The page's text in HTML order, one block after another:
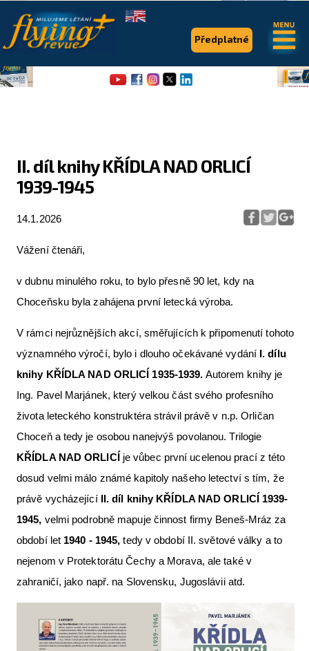
II. díl knihy KŘÍDLA NAD ORLICÍ
1939-1945
14.1.2026
Vážení čtenáři,
v dubnu minulého roku, to bylo přesně 90 let, kdy na
Choceňsku byla zahájena první letecká výroba.
V rámci nejrůznějších akcí, směřujících k připomenutí tohoto
významného výročí, bylo i dlouho očekávané vydání I. dílu
knihy KŘÍDLA NAD ORLICÍ 1935-1939. Autorem knihy je
Ing. Pavel Marjánek, který velkou část svého profesního
života leteckého konstruktéra strávil právě v n.p. Orličan
Choceň a tedy je osobou nanejvýš povolanou. Trilogie
KŘÍDLA NAD ORLICÍje vůbec první ucelenou prací z této
dosud velmi málo známé kapitoly našeho letectví s tím, že
právě vycházející II. díl knihy KŘÍDLA NAD ORLICÍ 1939-
1945, velmi podrobně mapuje činnost firmy Beneš-Mráz za
období let 1940 - 1945, tedy v období II. světové války a to
nejenom v Protektorátu Čechy a Morava, ale také v
zahraničí, jako např. na Slovensku, Jugoslávii atd.
Předplatné
.
Série & speciály
Aktuální FR + archiv
Letecká muzea
The SAFE Guide app
Nabídky práce v letectví
Inzerujte s námi
E-SHOP